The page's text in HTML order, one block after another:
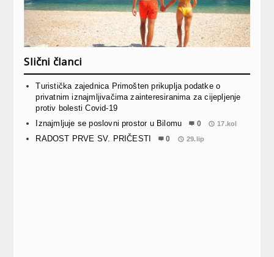
Slični članci
Turistička zajednica Primošten prikuplja podatke o
privatnim iznajmljivačima zainteresiranima za cijepljenje
protiv bolesti Covid-19
Iznajmljuje se poslovni prostor u Bilomu
0 17.kol
RADOST PRVE SV. PRIČESTI 0 29.lip